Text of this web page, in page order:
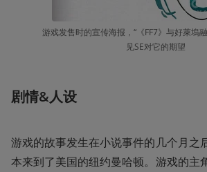
游戏发售时的宣传海报，“《FF7》与好萊塢
见SE对它的期望
剧情&人设
游戏的故事发生在小说事件的几个月之
本来到了美国的纽约曼哈顿。游戏的主